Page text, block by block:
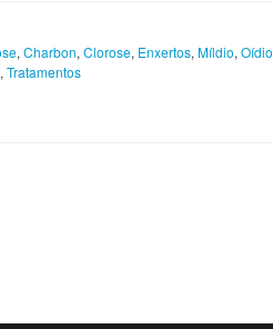
, Charbon, Clorose, Enxertos, Míldio, Oídio
, Tratamentos